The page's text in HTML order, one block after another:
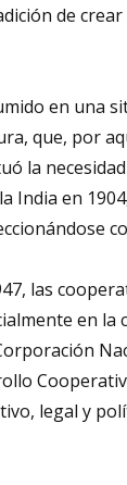
de
en una
que, por
la
en
las
en la
legal y